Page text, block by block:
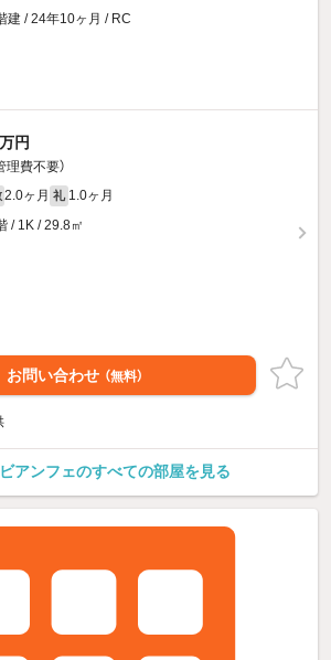
建 / 24年10ヶ月 / RC
万円
理費不要）
2.0ヶ月 礼 1.0ヶ月
/ 1K / 29.8㎡
お問い合わせ （無料）
アンフェのすべての部屋を見る